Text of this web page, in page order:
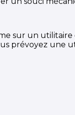
sur un utilitaire
prévoyez une